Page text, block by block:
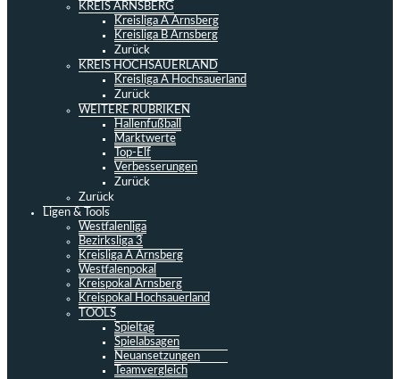
KREIS ARNSBERG
Kreisliga A Arnsberg
Kreisliga B Arnsberg
Zurück
KREIS HOCHSAUERLAND
Kreisliga A Hochsauerland
Zurück
WEITERE RUBRIKEN
Hallenfußball
Marktwerte
Top-Elf
Verbesserungen
Zurück
Zurück
Ligen & Tools
Westfalenliga
Bezirksliga 3
Kreisliga A Arnsberg
Westfalenpokal
Kreispokal Arnsberg
Kreispokal Hochsauerland
TOOLS
Spieltag
Spielabsagen
Neuansetzungen
Teamvergleich